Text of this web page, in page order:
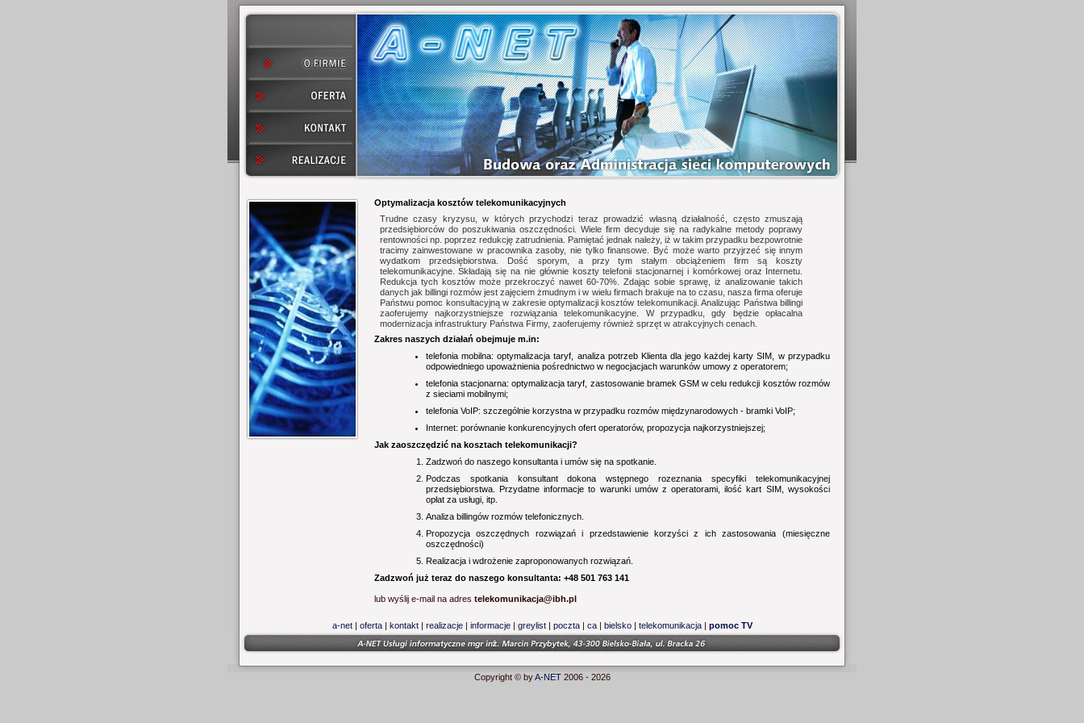
Optymalizacja kosztów telekomunikacyjnych
Trudne czasy kryzysu, w których przychodzi teraz prowadzić własną działalność, często zmuszają
przedsiębiorców do poszukiwania oszczędności. Wiele firm decyduje się na radykalne metody poprawy
rentowności np. poprzez redukcję zatrudnienia. Pamiętać jednak należy, iż w takim przypadku bezpowrotnie
tracimy zainwestowane w pracownika zasoby, nie tylko finansowe. Być może warto przyjrzeć się innym
wydatkom przedsiębiorstwa. Dość sporym, a przy tym stałym obciążeniem firm są koszty
telekomunikacyjne. Składają się na nie głównie koszty telefonii stacjonarnej i komórkowej oraz Internetu.
Redukcja tych kosztów może przekroczyć nawet 60-70%. Zdając sobie sprawę, iż analizowanie takich
danych jak billingi rozmów jest zajęciem żmudnym i w wielu firmach brakuje na to czasu, nasza firma oferuje
Państwu pomoc konsultacyjną w zakresie optymalizacji kosztów telekomunikacji. Analizując Państwa billingi
zaoferujemy najkorzystniejsze rozwiązania telekomunikacyjne. W przypadku, gdy będzie opłacalna
modernizacja infrastruktury Państwa Firmy, zaoferujemy również sprzęt w atrakcyjnych cenach.
Zakres naszych działań obejmuje m.in:
telefonia mobilna: optymalizacja taryf, analiza potrzeb Klienta dla jego każdej karty SIM, w przypadku
odpowiedniego upoważnienia pośrednictwo w negocjacjach warunków umowy z operatorem;
telefonia stacjonarna: optymalizacja taryf, zastosowanie bramek GSM w celu redukcji kosztów rozmów
z sieciami mobilnymi;
telefonia VoIP: szczególnie korzystna w przypadku rozmów międzynarodowych - bramki VoIP;
Internet: porównanie konkurencyjnych ofert operatorów, propozycja najkorzystniejszej;
Jak zaoszczędzić na kosztach telekomunikacji?
Zadzwoń do naszego konsultanta i umów się na spotkanie.
Podczas spotkania konsultant dokona wstępnego rozeznania specyfiki telekomunikacyjnej
przedsiębiorstwa. Przydatne informacje to warunki umów z operatorami, ilość kart SIM, wysokości
opłat za usługi, itp.
Analiza billingów rozmów telefonicznych.
Propozycja oszczędnych rozwiązań i przedstawienie korzyści z ich zastosowania (miesięczne
oszczędności)
Realizacja i wdrożenie zaproponowanych rozwiązań.
Zadzwoń już teraz do naszego konsultanta: +48 501 763 141
lub wyślij e-mail na adres telekomunikacja@ibh.pl
a-net| oferta| kontakt| realizacje| informacje| greylist| poczta| ca| bielsko| telekomunikacja| pomoc TV
Copyright © byA-NET2006 - 2026